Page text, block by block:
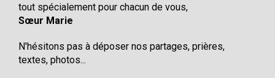
tout spécialement pour chacun de vous,
Sœur Marie
N'hésitons pas à déposer nos partages, prières,
textes, photos...